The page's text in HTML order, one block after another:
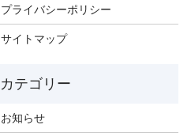
プライバシーポリシー
サイトマップ
お知らせ